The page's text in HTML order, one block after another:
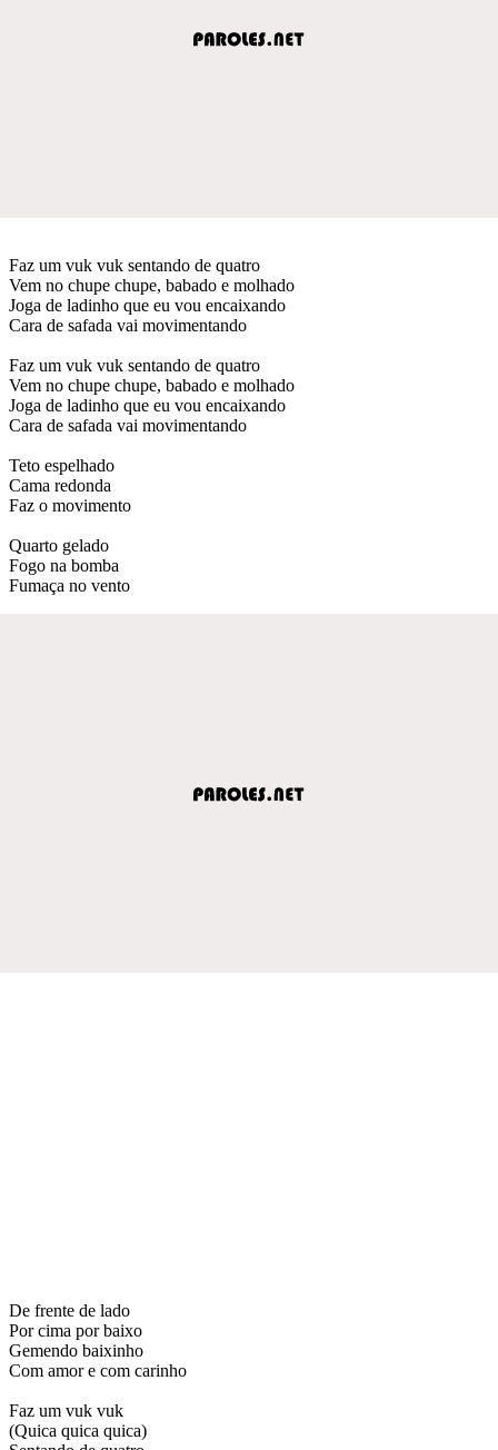
Faz um vuk vuk sentando de quatro
Vem no chupe chupe, babado e molhado
Joga de ladinho que eu vou encaixando
Cara de safada vai movimentando
Faz um vuk vuk sentando de quatro
Vem no chupe chupe, babado e molhado
Joga de ladinho que eu vou encaixando
Cara de safada vai movimentando
Teto espelhado
Cama redonda
Faz o movimento
Quarto gelado
Fogo na bomba
Fumaça no vento
De frente de lado
Por cima por baixo
Gemendo baixinho
Com amor e com carinho
Faz um vuk vuk
(Quica quica quica)